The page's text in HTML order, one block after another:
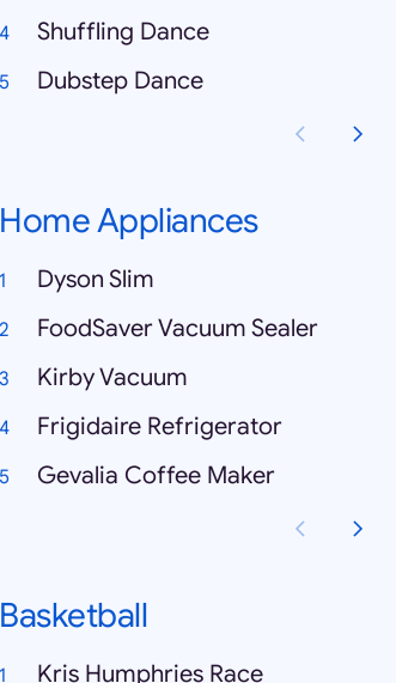
Shuffling Dance
Dubstep Dance
Home Appliances
Dyson Slim
FoodSaver Vacuum Sealer
Kirby Vacuum
Frigidaire Refrigerator
Gevalia Coffee Maker
Basketball
Kris Humphries Race